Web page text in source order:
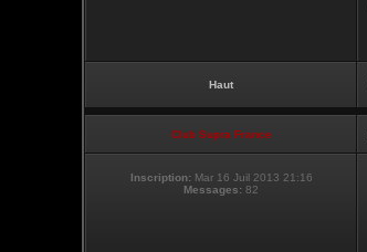
Haut
Club Supra France
Inscription: Mar 16 Juil 2013 21:16
Messages: 82